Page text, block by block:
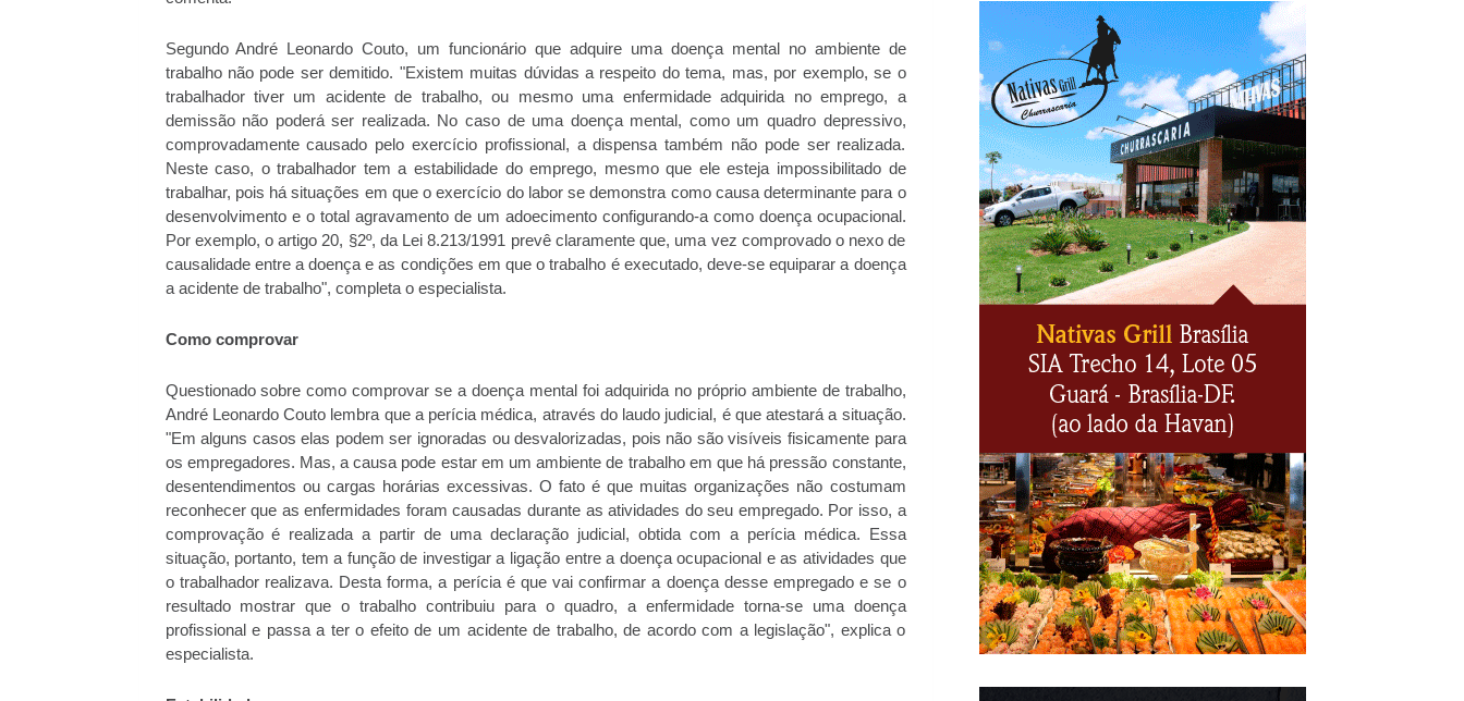
Segundo André Leonardo Couto, um funcionário que adquire uma doença mental no ambiente de
trabalho não pode ser demitido. "Existem muitas dúvidas a respeito do tema, mas, por exemplo, se o
trabalhador tiver um acidente de trabalho, ou mesmo uma enfermidade adquirida no emprego, a
demissão não poderá ser realizada. No caso de uma doença mental, como um quadro depressivo,
comprovadamente causado pelo exercício profissional, a dispensa também não pode ser realizada.
Neste caso, o trabalhador tem a estabilidade do emprego, mesmo que ele esteja impossibilitado de
trabalhar, pois há situações em que o exercício do labor se demonstra como causa determinante para o
desenvolvimento e o total agravamento de um adoecimento configurando-a como doença ocupacional.
Por exemplo, o artigo 20, §2º, da Lei 8.213/1991 prevê claramente que, uma vez comprovado o nexo de
causalidade entre a doença e as condições em que o trabalho é executado, deve-se equiparar a doença
a acidente de trabalho", completa o especialista.
Como comprovar
Questionado sobre como comprovar se a doença mental foi adquirida no próprio ambiente de trabalho,
André Leonardo Couto lembra que a perícia médica, através do laudo judicial, é que atestará a situação.
"Em alguns casos elas podem ser ignoradas ou desvalorizadas, pois não são visíveis fisicamente para
os empregadores. Mas, a causa pode estar em um ambiente de trabalho em que há pressão constante,
desentendimentos ou cargas horárias excessivas. O fato é que muitas organizações não costumam
reconhecer que as enfermidades foram causadas durante as atividades do seu empregado. Por isso, a
comprovação é realizada a partir de uma declaração judicial, obtida com a perícia médica. Essa
situação, portanto, tem a função de investigar a ligação entre a doença ocupacional e as atividades que
o trabalhador realizava. Desta forma, a perícia é que vai confirmar a doença desse empregado e se o
resultado mostrar que o trabalho contribuiu para o quadro, a enfermidade torna-se uma doença
profissional e passa a ter o efeito de um acidente de trabalho, de acordo com a legislação", explica o
especialista.